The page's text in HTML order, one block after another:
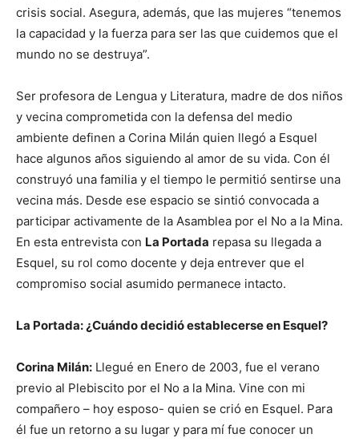
crisis social. Asegura, además, que las mujeres “tenemos
la capacidad y la fuerza para ser las que cuidemos que el
mundo no se destruya”.
Ser profesora de Lengua y Literatura, madre de dos niños
y vecina comprometida con la defensa del medio
ambiente definen a Corina Milán quien llegó a Esquel
hace algunos años siguiendo al amor de su vida. Con él
construyó una familia y el tiempo le permitió sentirse una
vecina más. Desde ese espacio se sintió convocada a
participar activamente de la Asamblea por el No a la Mina.
En esta entrevista con La Portada repasa su llegada a
Esquel, su rol como docente y deja entrever que el
compromiso social asumido permanece intacto.
La Portada: ¿Cuándo decidió establecerse en Esquel?
Corina Milán: Llegué en Enero de 2003, fue el verano
previo al Plebiscito por el No a la Mina. Vine con mi
compañero – hoy esposo- quien se crió en Esquel. Para
él fue un retorno a su lugar y para mí fue conocer un